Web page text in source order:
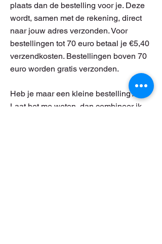
plaats dan de bestelling voor je. Deze
wordt, samen met de rekening, direct
naar jouw adres verzonden. Voor
bestellingen tot 70 euro betaal je €5,40
verzendkosten. Bestellingen boven 70
euro worden gratis verzonden.
​Heb je maar een kleine bestelling?
Laat het me weten, dan combineer ik